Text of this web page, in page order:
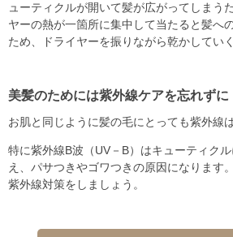
ューティクルが開いて髪が広がってしまう
ヤーの熱が一箇所に集中して当たると髪へ
ため、ドライヤーを振りながら乾かしてい
美髪のためには紫外線ケアを忘れずに
お肌と同じように髪の毛にとっても紫外線
特に紫外線B波（UV－B）はキューティク
え、パサつきやゴワつきの原因になります
紫外線対策をしましょう。